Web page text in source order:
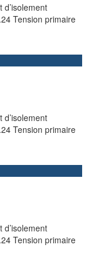
Tension primaire
Tension primaire
Tension primaire